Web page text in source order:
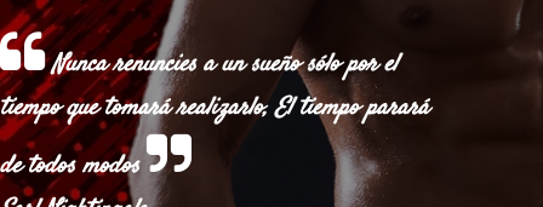
Nunca renuncies a un sueño sólo por el
tiempo que tomará realizarlo, El tiempo parará
de todos modos